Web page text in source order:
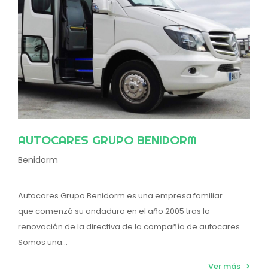
AUTOCARES GRUPO BENIDORM
Benidorm
Autocares Grupo Benidorm es una empresa familiar
que comenzó su andadura en el año 2005 tras la
renovación de la directiva de la compañía de autocares.
Somos una...
Ver más